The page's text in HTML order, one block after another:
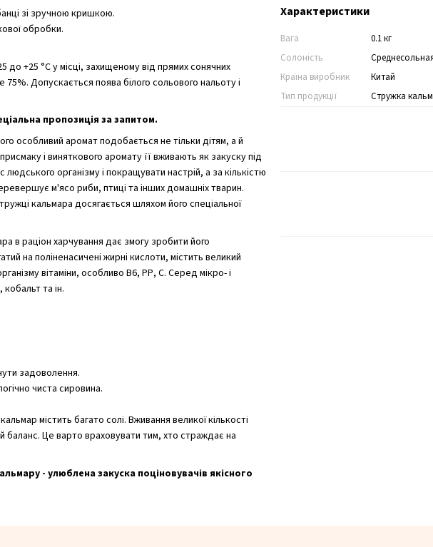
зі зручною кришкою.
обробки.
до +25 °С у місці, захищеному від прямих сонячних
75%. Допускається поява білого сольового нальоту і
пропозиція за запитом.
особливий аромат подобається не тільки дітям, а й
і виняткового аромату її вживають як закуску під
організму і покращувати настрій, а за кількістю
м'ясо риби, птиці та інших домашніх тварин.
кальмара досягається шляхом його спеціальної
в раціон харчування дає змогу зробити його
на поліненасичені жирні кислоти, містить великий
вітаміни, особливо В6, РР, С. Серед мікро- і
та ін.
задоволення.
чиста сировина.
містить багато солі. Вживання великої кількості
Це варто враховувати тим, хто страждає на
- улюблена закуска поціновувачів якісного
Характеристики
Вага
0.1 кг
Солоність
Країна виробник
Китай
Тип продукції
Стружка